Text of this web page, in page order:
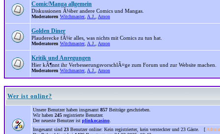
Comic/Manga allgemein
Diskussionen Ã¼ber andere Comics und Mangas.
Moderatoren Witchmaster, A.J. Amon
Golden Diner
Plauderecke fÃ¼r alles, was nichts mit Comics zu tun hat.
Moderatoren Witchmaster, A.J. Amon
Kritik und Anregungen
Hier kÃ¶nnt ihr VerbesserungsvorschlÃ¤ge zum Forum und zur Website machen.
Moderatoren Witchmaster, A.J. Amon
Wer ist online?
Unsere Benutzer haben insgesamt 857 Beiträge geschrieben.
Wir haben 245 registrierte Benutzer.
Der neueste Benutzer ist plinkocasino
Insgesamt sind 23 Benutzer online: Kein registrierter, kein versteckter und 23 Gäste. [